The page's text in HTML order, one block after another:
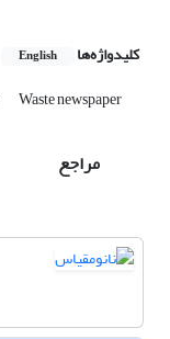
کلیدواژه‌ها English
Waste newspaper
مراجع